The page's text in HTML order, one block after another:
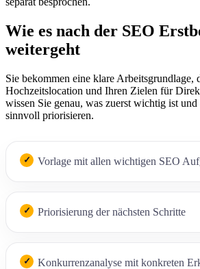
Wie es nach der SEO
weitergeht
Sie bekommen eine klare Arbeitsgrundlage,
Hochzeitslocation und Ihren Zielen für
wissen Sie genau, was zuerst wichtig ist
sinnvoll priorisieren.
Vorlage mit allen wichtigen SEO
Priorisierung der nächsten Schritte
Konkurrenzanalyse mit konkreten